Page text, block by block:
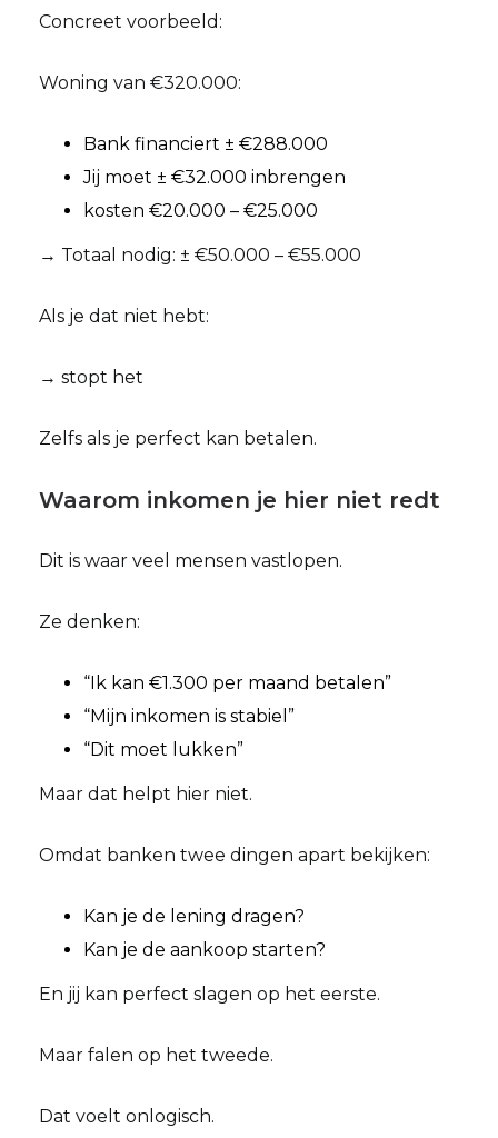
Concreet voorbeeld:
Woning van €320.000:
Bank financiert ± €288.000
Jij moet ± €32.000 inbrengen
kosten €20.000 – €25.000
→ Totaal nodig: ± €50.000 – €55.000
Als je dat niet hebt:
→ stopt het
Zelfs als je perfect kan betalen.
Waarom inkomen je hier niet redt
Dit is waar veel mensen vastlopen.
Ze denken:
“Ik kan €1.300 per maand betalen”
“Mijn inkomen is stabiel”
“Dit moet lukken”
Maar dat helpt hier niet.
Omdat banken twee dingen apart bekijken:
Kan je de lening dragen?
Kan je de aankoop starten?
En jij kan perfect slagen op het eerste.
Maar falen op het tweede.
Dat voelt onlogisch.